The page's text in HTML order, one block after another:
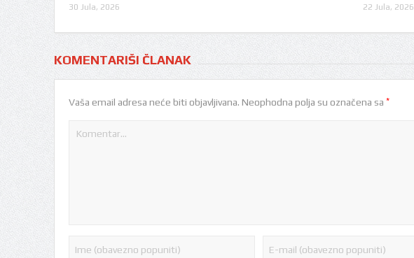
30 Jula, 2026 22 Jula, 2026
KOMENTARIŠI ČLANAK
Vaša email adresa neće biti objavljivana. Neophodna polja su označena sa *